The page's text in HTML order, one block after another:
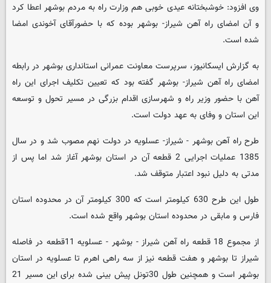
وی افزود: خوشبختانه عیدی خوبی هم وزارت راه به مردم بوشهر اعطا کرد
و آن امضای راه آهن شیراز- بوشهر بوده که با حضورآقای آخوندی امضا
شده است.
به گزارش ایسکانیوز، سرپرست معاونت عمرانی استانداری بوشهر در رابطه
امضای راه آهن شیراز- بوشهر گفته بود که تعیین تکلیف اجرای این راه
آهن با حضور وزیر راه و شهرسازی اقدام بزرگی در مسیر تحول و توسعه
این استان و وفای به عهد دولت است.
طرح راه آهن بوشهر - شیراز- عسلویه در دولت نهم مصوب شد و در سال
1385 عملیات اجرایی 2 قطعه آن در استان بوشهر آغاز شد اما پس از
مدتی به دلیل نبود اعتبار متوقف شد.
طول این طرح 630 کیلومتر است که 300 کیلومتر آن در محدوده استان
فارس و مابقی در محدوده استان بوشهر واقع شده است.
از مجموع 18 قطعه راه آهن شیراز - بوشهر - عسلویه 11قطعه در فاصله
شیراز تا بوشهر و هفت قطعه نیز از سه راهی اهرم تا عسلویه در استان
بوشهر است و همچنین طول 30تونل پیش بینی شده برای این مسیر 21